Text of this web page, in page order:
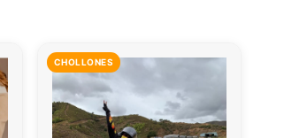
CHOLLONES